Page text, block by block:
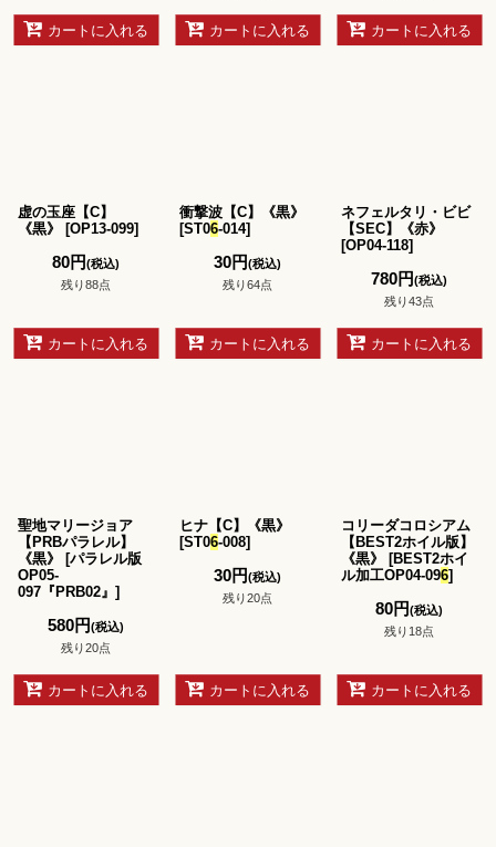
カートに入れる カートに入れる カートに入れる
虚の玉座【C】
《黒》
[OP13-099]
80円(税込)
残り88点
カートに入れる
衝撃波【C】《黒》
[ST06-014]
30円(税込)
残り64点
カートに入れる
ネフェルタリ・ビビ
【SEC】《赤》
[OP04-118]
780円(税込)
残り43点
カートに入れる
聖地マリージョア
【PRBパラレル】
《黒》
[パラレル版
OP05-
097『PRB02』 ]
580円(税込)
残り20点
カートに入れる
ヒナ【C】《黒》
[ST06-008]
30円(税込)
残り20点
カートに入れる
コリーダコロシアム
【BEST2ホイル版】
《黒》
[BEST2ホイ
ル加工OP04-096]
80円(税込)
残り18点
カートに入れる